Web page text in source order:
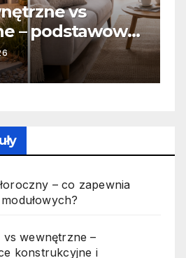
vs
– podstawowe
i
– co zapewnia
wewnętrzne –
konstrukcyjne i